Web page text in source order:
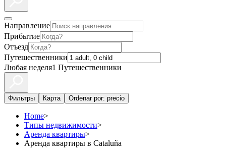
Направление
Прибытие
Отъезд
Путешественники
Любая неделя1 Путешественники
Фильтры Карта Ordenar por: precio
Home>
Типы недвижимости>
Аренда квартиры>
Аренда квартиры в Cataluña